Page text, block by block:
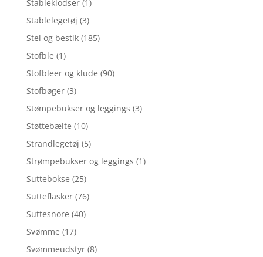
Stableklodser (1)
Stablelegetøj (3)
Stel og bestik (185)
Stofble (1)
Stofbleer og klude (90)
Stofbøger (3)
Stømpebukser og leggings (3)
Støttebælte (10)
Strandlegetøj (5)
Strømpebukser og leggings (1)
Suttebokse (25)
Sutteflasker (76)
Suttesnore (40)
Svømme (17)
Svømmeudstyr (8)